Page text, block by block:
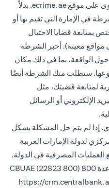
دبي. كما يمكنك أيضًا تسجيل شكوى على موقع ecrime.ae. بدلاً
في الإمارة التي تقيم بها أو
قضايا الاحتيال
مواقع معينة). أخبر الشرطة
الواقعة، بما في ذلك مكان
ستطلب منك الشرطة أيضًا
لمتابعة قضيتك، مثل
الإلكتروني أو الرسائل
إذا لم يتم حل المشكلة بشكل
لدولة الإمارات العربية
المصرفية في الدولة.
لتقديم شكوى، اتصل بخط المساعدة 800 CBUAE (22823 800)
https://